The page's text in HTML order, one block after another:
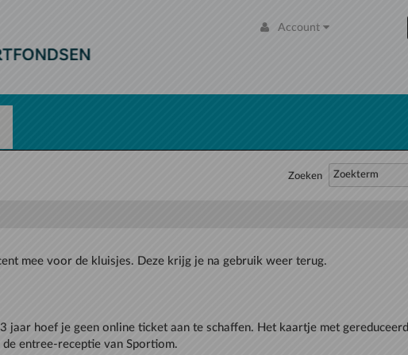
Account
Zoeken
jaar hoef je geen online ticket aan te schaffen. Het kaartje met gereduceerd